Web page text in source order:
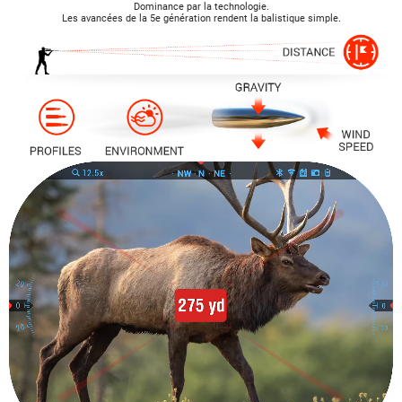
Dominance par la technologie.
Les avancées de la 5e génération rendent la balistique simple.